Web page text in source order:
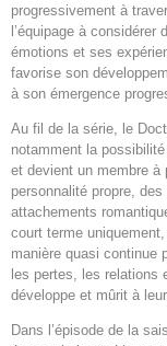
progressivement à
l’équipage à
émotions et ses
favorise son
à son émergence
Au fil de la série, le
notamment la
et devient un membre à
personnalité propre,
attachements
court terme
manière quasi continue
les pertes, les relations
développe et mûrit à
Dans l’épisode de la